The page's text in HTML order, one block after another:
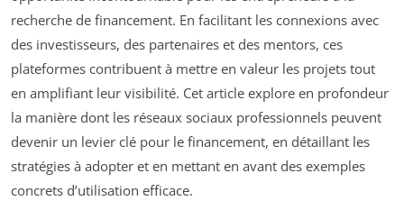
recherche de financement. En facilitant les connexions avec
des investisseurs, des partenaires et des mentors, ces
plateformes contribuent à mettre en valeur les projets tout
en amplifiant leur visibilité. Cet article explore en profondeur
la manière dont les réseaux sociaux professionnels peuvent
devenir un levier clé pour le financement, en détaillant les
stratégies à adopter et en mettant en avant des exemples
concrets d’utilisation efficace.